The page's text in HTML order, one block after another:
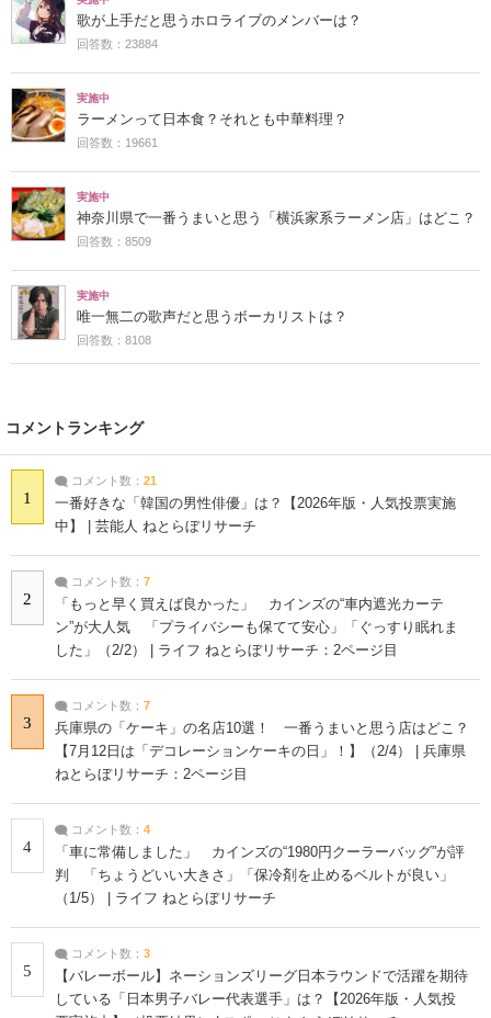
歌が上手だと思うホロライブのメンバーは？
回答数：23884
実施中
ラーメンって日本食？それとも中華料理？
回答数：19661
実施中
神奈川県で一番うまいと思う「横浜家系ラーメン店」はどこ？
回答数：8509
実施中
唯一無二の歌声だと思うボーカリストは？
回答数：8108
コメントランキング
1
コメント数： 21
一番好きな「韓国の男性俳優」は？【2026年版・人気投票実施
中】 | 芸能人 ねとらぼリサーチ
2
コメント数： 7
「もっと早く買えば良かった」 カインズの“車内遮光カーテ
ン”が大人気 「プライバシーも保てて安心」「ぐっすり眠れま
した」（2/2） | ライフ ねとらぼリサーチ：2ページ目
3
コメント数： 7
兵庫県の「ケーキ」の名店10選！ 一番うまいと思う店はどこ？
【7月12日は「デコレーションケーキの日」！】（2/4） | 兵庫県
ねとらぼリサーチ：2ページ目
4
コメント数： 4
「車に常備しました」 カインズの“1980円クーラーバッグ”が評
判 「ちょうどいい大きさ」「保冷剤を止めるベルトが良い」
（1/5） | ライフ ねとらぼリサーチ
5
コメント数： 3
【バレーボール】ネーションズリーグ日本ラウンドで活躍を期待
している「日本男子バレー代表選手」は？【2026年版・人気投